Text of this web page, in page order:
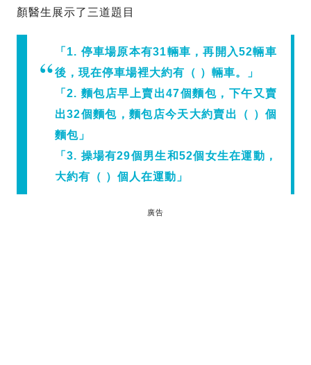
顏醫生展示了三道題目
「1. 停車場原本有31輛車，再開入52輛車
後，現在停車場裡大約有（ ）輛車。」
「2. 麵包店早上賣出47個麵包，下午又賣
出32個麵包，麵包店今天大約賣出（ ）個
麵包」
「3. 操場有29個男生和52個女生在運動，
大約有（ ）個人在運動」
廣告